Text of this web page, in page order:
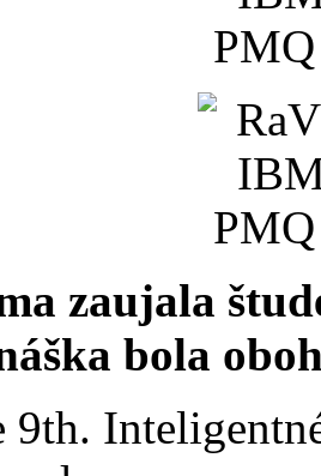
zaujala
bola
9th.